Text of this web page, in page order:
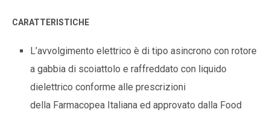
CARATTERISTICHE
L’avvolgimento elettrico è di tipo asincrono con rotore
a gabbia di scoiattolo e raffreddato con liquido
dielettrico conforme alle prescrizioni
della Farmacopea Italiana ed approvato dalla Food